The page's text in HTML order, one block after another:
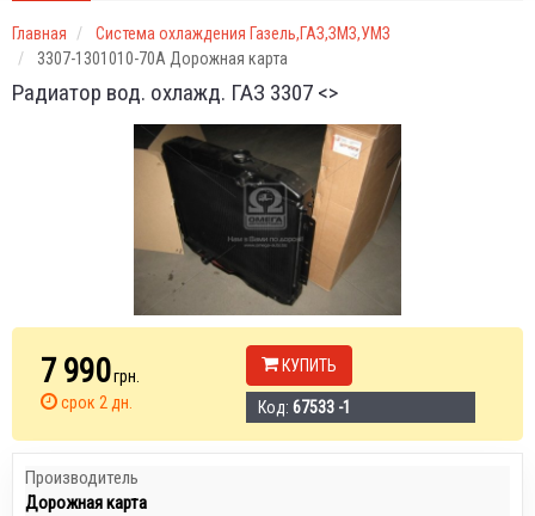
Главная
Система охлаждения Газель,ГАЗ,ЗМЗ,УМЗ
3307-1301010-70А Дорожная карта
Радиатор вод. охлажд. ГАЗ 3307 <>
7 990грн.
срок 2 дн.
КУПИТЬ
Код: 67533 -1
Производитель
Дорожная карта